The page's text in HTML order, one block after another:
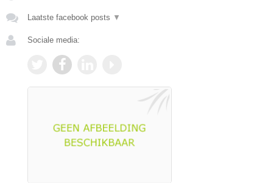
Laatste facebook posts ▼
Sociale media: